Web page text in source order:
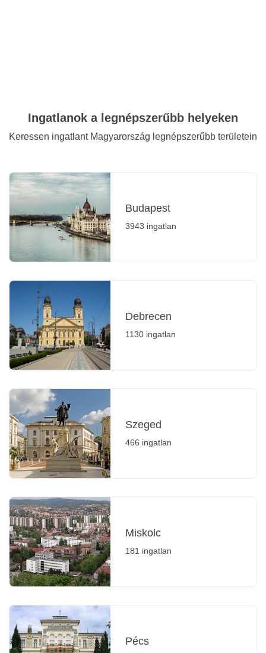
Ingatlanok a legnépszerűbb helyeken
Keressen ingatlant Magyarország legnépszerűbb területein
Budapest
3943 ingatlan
Debrecen
1130 ingatlan
Szeged
466 ingatlan
Miskolc
181 ingatlan
Pécs